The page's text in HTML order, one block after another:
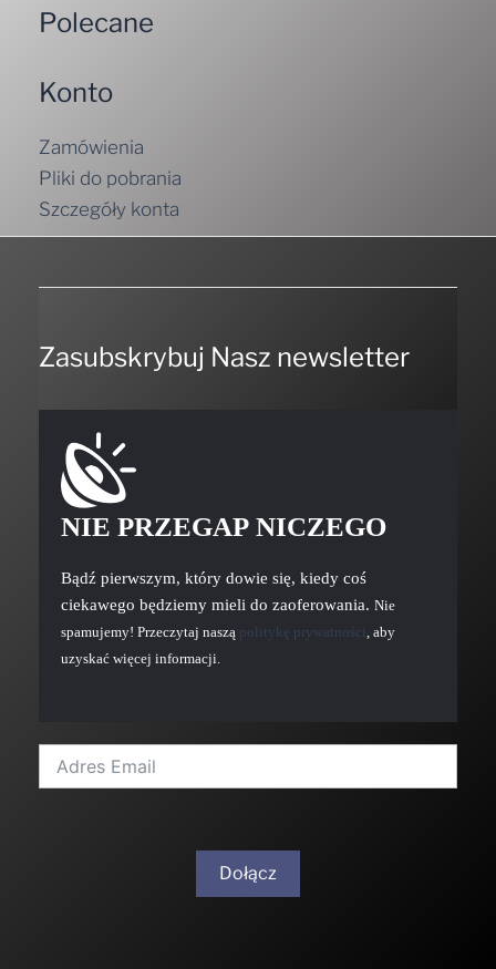
Polecane
Konto
Zamówienia
Pliki do pobrania
Szczegóły konta
Zasubskrybuj Nasz newsletter
NIE PRZEGAP NICZEGO
Bądź pierwszym, który dowie się, kiedy coś
ciekawego będziemy mieli do zaoferowania. Nie
spamujemy! Przeczytaj naszą politykę prywatności , aby
uzyskać więcej informacji.
Dołącz